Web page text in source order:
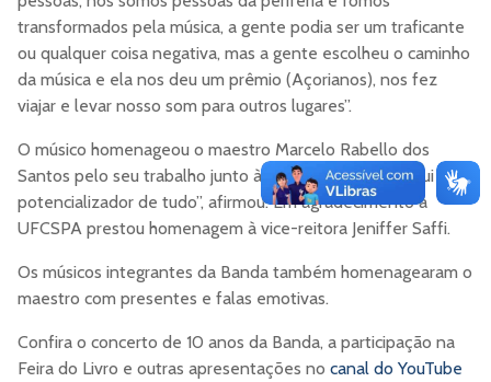
transformados pela música, a gente podia ser um traficante
ou qualquer coisa negativa, mas a gente escolheu o caminho
da música e ela nos deu um prêmio (Açorianos), nos fez
viajar e levar nosso som para outros lugares”.
O músico homenageou o maestro Marcelo Rabello dos
Santos pelo seu trabalho junto à Banda. “Esse cara aqui é o
potencializador de tudo”, afirmou. Em agradecimento à
UFCSPA prestou homenagem à vice-reitora Jeniffer Saffi.
Os músicos integrantes da Banda também homenagearam o
maestro com presentes e falas emotivas.
Confira o concerto de 10 anos da Banda, a participação na
Feira do Livro e outras apresentações no canal do YouTube